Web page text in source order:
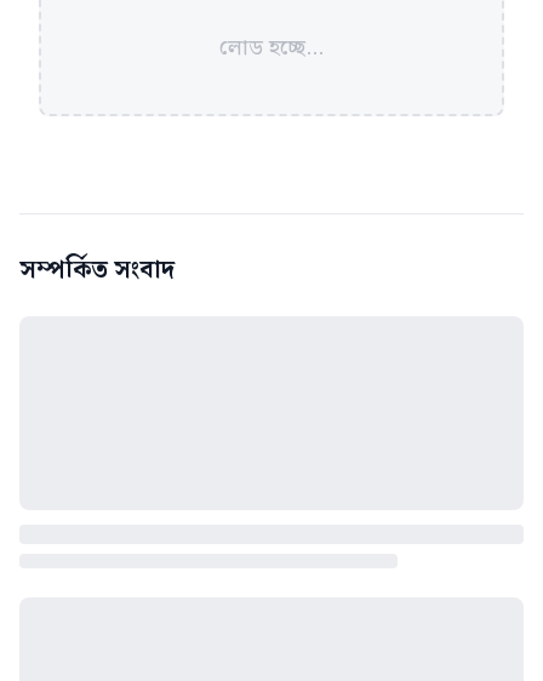
লোড হচ্ছে...
সম্পর্কিত সংবাদ